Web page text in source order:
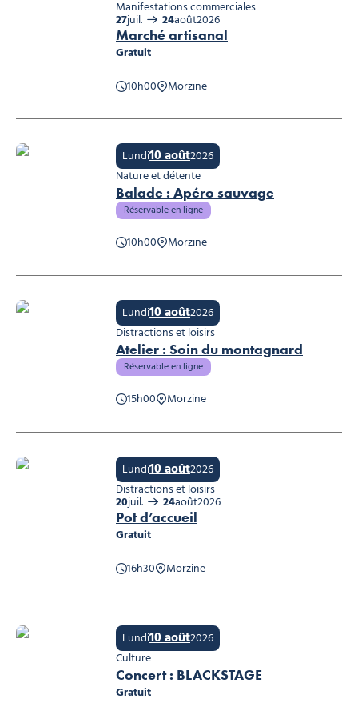
Marché artisanal
Gratuit
10h00
Morzine
Manifestations commerciales
27juil. 24août2026
Marché artisanal, © Office de tourisme
Balade : Apéro sauvage
Réservable en ligne
10h00 Morzine
Lundi10 août2026
Nature et détente
Atelier : Soin du montagnard
Réservable en ligne
15h00 Morzine
Lundi10 août2026
Distractions et loisirs
Pot d’accueil
Gratuit
16h30
Morzine
Lundi10 août2026
Distractions et loisirs
20juil. 24août2026
Pot d’accueil, © Ot morzine
Concert : BLACKSTAGE
Gratuit
Lundi10 août2026
Culture